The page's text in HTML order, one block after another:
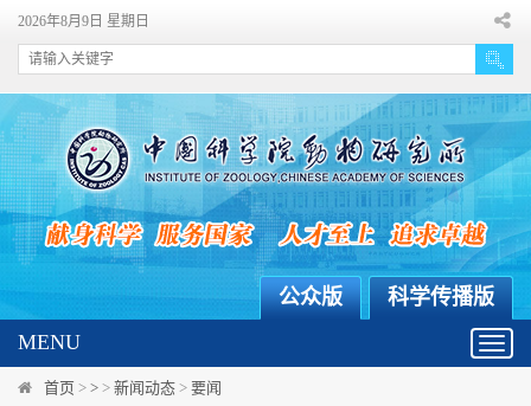
2026年8月9日 星期日
科学传播版
公众版
MENU
首页 > > > 新闻动态 > 要闻